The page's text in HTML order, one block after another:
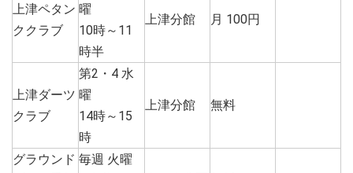
上津ペタン
ククラブ
曜
10時～11
時半
上津分館 月 100円
上津ダーツ
クラブ
第2・4 水
曜
14時～15
時
上津分館 無料
グラウンド 毎週 火曜